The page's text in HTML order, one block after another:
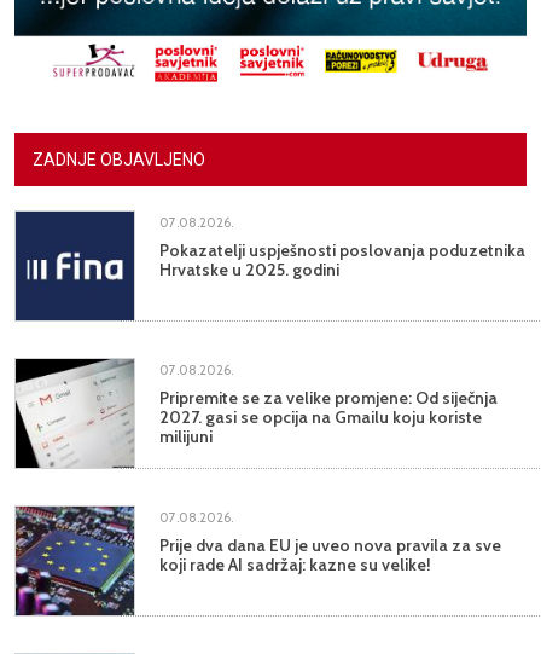
ZADNJE OBJAVLJENO
07.08.2026.
Pokazatelji uspješnosti poslovanja poduzetnika
Hrvatske u 2025. godini
07.08.2026.
Pripremite se za velike promjene: Od siječnja
2027. gasi se opcija na Gmailu koju koriste
milijuni
07.08.2026.
Prije dva dana EU je uveo nova pravila za sve
koji rade AI sadržaj: kazne su velike!